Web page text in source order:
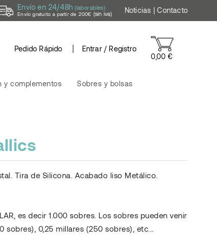
Envío en 24/48h (laborables)
Envío gratuito a partir de 200€ (sin iva) Noticias |Contacto
0,00 €
Entrar / Registro
Pedido Rápido
y complementos Sobres y bolsas
Tira de Silicona. Acabado liso Metálico.
es decir 1.000 sobres. Los sobres pueden venir
0,25 millares (250 sobres), etc...